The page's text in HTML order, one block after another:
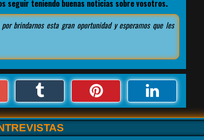
seguir teniendo buenas noticias sobre vosotros.
brindarnos esta gran oportunidad y esperamos que les